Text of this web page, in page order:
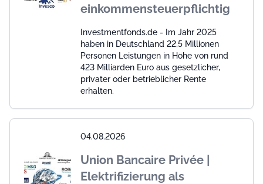
einkommensteuerpflichtig
Investmentfonds.de - Im Jahr 2025
haben in Deutschland 22,5 Millionen
Personen Leistungen in Höhe von rund
423 Milliarden Euro aus gesetzlicher,
privater oder betrieblicher Rente
erhalten.
04.08.2026
Union Bancaire Privée |
Elektrifizierung als